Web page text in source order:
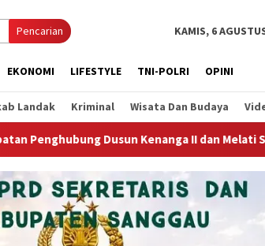
Pencarian KAMIS, 6
EKONOMI LIFESTYLE TNI-POLRI OPINI
Landak Kriminal Wisata Dan Budaya
II dan Melati Segera Dibangun Cegah